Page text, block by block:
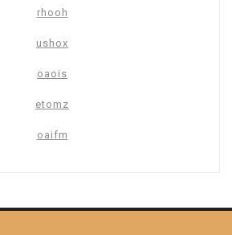
rhooh
ushox
oaois
etomz
oaifm